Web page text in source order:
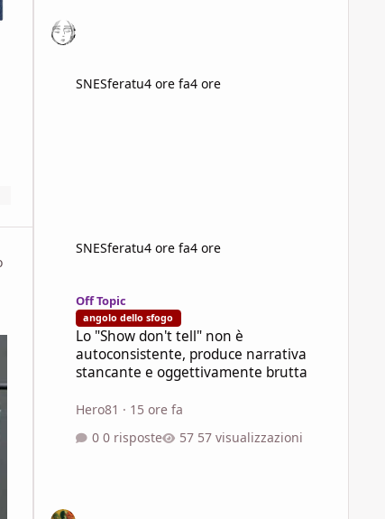
SNESferatu4 ore fa4 ore
SNESferatu4 ore fa4 ore
Off Topic
angolo dello sfogo
Lo "Show don't tell" non è
autoconsistente, produce narrativa
stancante e oggettivamente brutta
Hero81 · 15 ore fa
0 risposte
57 visualizzazioni